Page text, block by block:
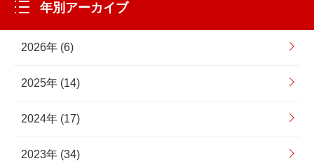
年別アーカイブ
2026年 (6)
2025年 (14)
2024年 (17)
2023年 (34)